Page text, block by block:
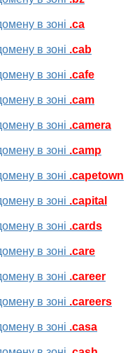
в зоні .ca
в зоні .cab
в зоні .cafe
в зоні .cam
в зоні .camera
в зоні .camp
в зоні .capetown
в зоні .capital
в зоні .cards
в зоні .care
в зоні .career
в зоні .careers
в зоні .casa